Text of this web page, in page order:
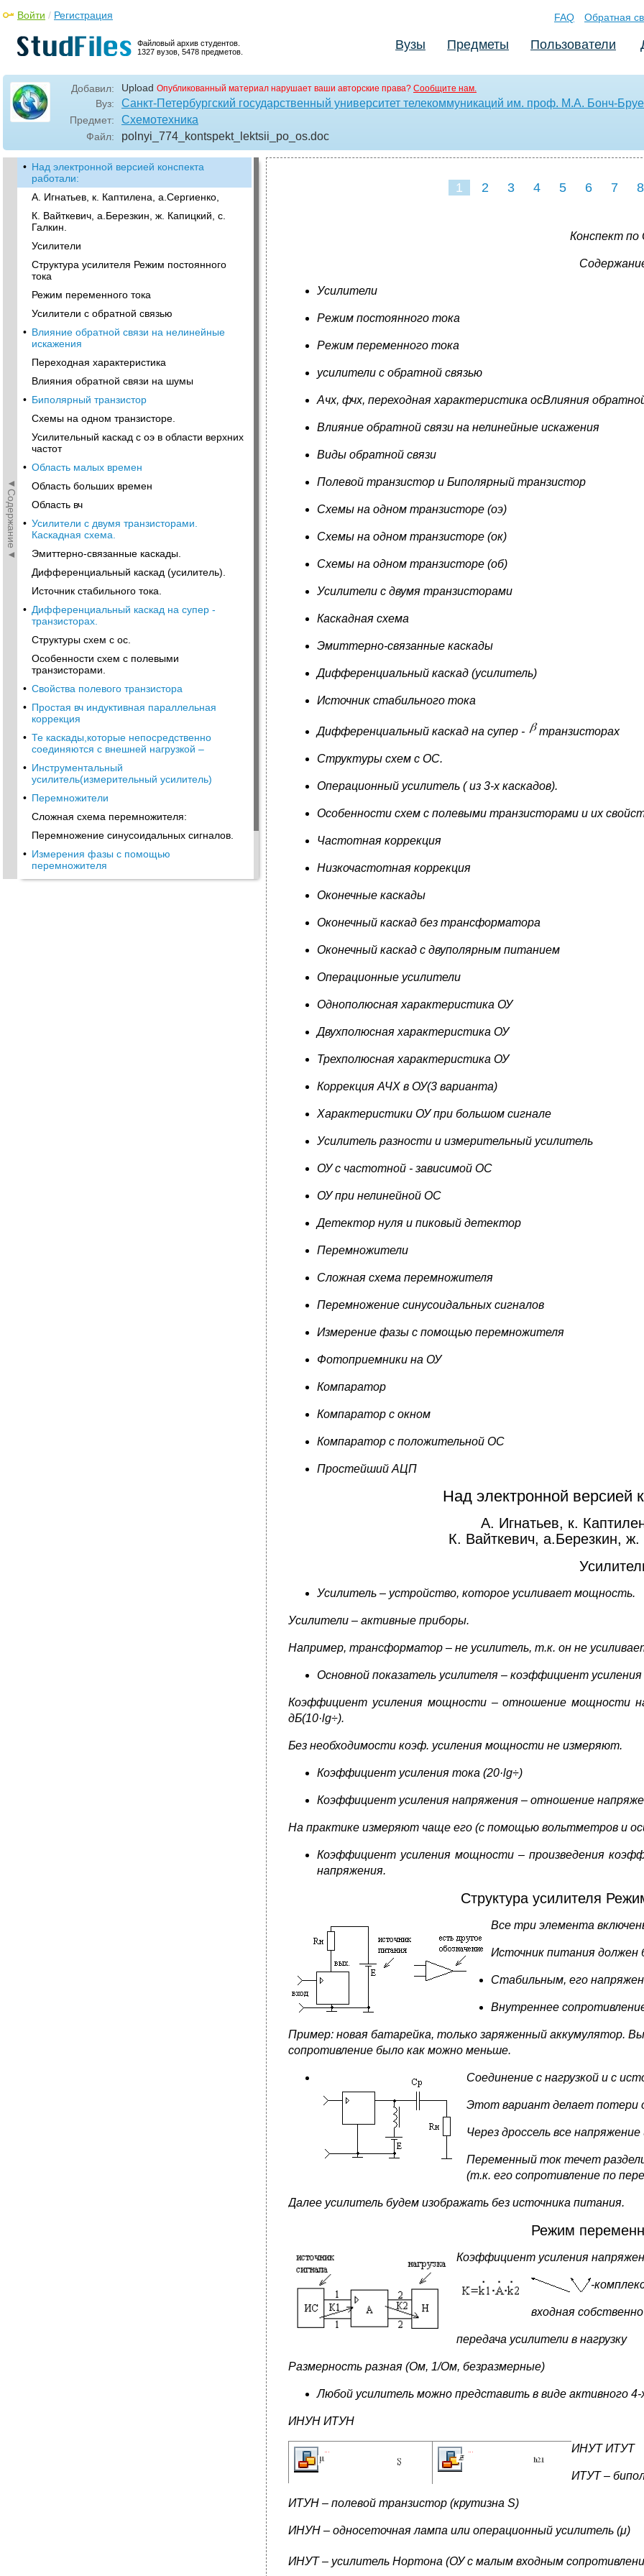
Файловый архив студентов.
1327 вузов, 5478 предметов.
Войти / Регистрация FAQ Обратная
Вузы Предметы Пользователи
Добавил: Upload Опубликованный материал нарушает ваши авторские права? Сообщите нам.
Вуз: Санкт-Петербургский государственный университет телекоммуникаций им. проф. М.А. Бонч-
Предмет: Схемотехника
Файл: polnyi_774_kontspekt_lektsii_po_os.doc
◄Содержание◄
• Над электронной версией конспекта
работали:
А. Игнатьев, к. Каптилена, а.Сергиенко,
К. Вайткевич, а.Березкин, ж. Капицкий, с.
Галкин.
Усилители
Структура усилителя Режим постоянного
тока
Режим переменного тока
Усилители с обратной связью
• Влияние обратной связи на нелинейные
искажения
Переходная характеристика
Влияния обратной связи на шумы
• Биполярный транзистор
Схемы на одном транзисторе.
Усилительный каскад с оэ в области верхних
частот
• Область малых времен
Область больших времен
Область вч
• Усилители с двумя транзисторами.
Каскадная схема.
Эмиттерно-связанные каскады.
Дифференциальный каскад (усилитель).
Источник стабильного тока.
• Дифференциальный каскад на супер -
транзисторах.
Структуры схем с ос.
Особенности схем с полевыми
транзисторами.
• Свойства полевого транзистора
• Простая вч индуктивная параллельная
коррекция
• Те каскады,которые непосредственно
соединяются с внешней нагрузкой –
• Инструментальный
усилитель(измерительный усилитель)
• Перемножители
Сложная схема перемножителя:
Перемножение синусоидальных сигналов.
• Измерения фазы с помощью
перемножителя
Фотоприемник на оу
1 2 3 4 5 6 7 8
Конспект
Усилители
Режим постоянного тока
Режим переменного тока
усилители с обратной связью
Ачх, фчх, переходная характеристика осВлияния
Влияние обратной связи на нелинейные искажения
Виды обратной связи
Полевой транзистор и Биполярный транзистор
Схемы на одном транзисторе (оэ)
Схемы на одном транзисторе (ок)
Схемы на одном транзисторе (об)
Усилители с двумя транзисторами
Каскадная схема
Эмиттерно-связанные каскады
Дифференциальный каскад (усилитель)
Источник стабильного тока
Дифференциальный каскад на супер - транзисторах
Структуры схем с ОС.
Операционный усилитель ( из 3-х каскадов).
Особенности схем с полевыми транзисторами и их
Частотная коррекция
Низкочастотная коррекция
Оконечные каскады
Оконечный каскад без трансформатора
Оконечный каскад с двуполярным питанием
Операционные усилители
Однополюсная характеристика ОУ
Двухполюсная характеристика ОУ
Трехполюсная характеристика ОУ
Коррекция АЧХ в ОУ(3 варианта)
Характеристики ОУ при большом сигнале
Усилитель разности и измерительный усилитель
ОУ с частотной - зависимой ОС
ОУ при нелинейной ОС
Детектор нуля и пиковый детектор
Перемножители
Сложная схема перемножителя
Перемножение синусоидальных сигналов
Измерение фазы с помощью перемножителя
Фотоприемники на ОУ
Компаратор
Компаратор с окном
Компаратор с положительной ОС
Простейший АЦП
Над электронной версией
А. Игнатьев, к.
К. Вайткевич, а.Березкин,
Усилитель – устройство, которое усиливает мощность.
Усилители – активные приборы.
Например, трансформатор – не усилитель, т.к. он не
Основной показатель усилителя – коэффициент усиления
Коэффициент усиления мощности – отношение мощности
дБ(10·lg÷).
Без необходимости коэф. усиления мощности не измеряют.
Коэффициент усиления тока (20·lg÷)
Коэффициент усиления напряжения – отношение
На практике измеряют чаще его (с помощью вольтметров и
Коэффициент усиления мощности – произведения
напряжения.
Структура усилителя
Все три элемента
Источник питания должен
Стабильным, его
Внутреннее
Пример: новая батарейка, только заряженный аккумулятор.
сопротивление было как можно меньше.
Соединение с нагрузкой и с
Этот вариант делает потери
Через дроссель все
Переменный ток течет
(т.к. его сопротивление по
Далее усилитель будем изображать без источника питания.
Режим
Коэффициент усиления
-
входная
передача усилители в нагрузку
Размерность разная (Ом, 1/Ом, безразмерные)
Любой усилитель можно представить в виде активного 4-
ИНУН ИТУН
ИНУТ ИТУТ
ИТУТ –
ИТУН – полевой транзистор (крутизна S)
ИНУН – односеточная лампа или операционный усилитель (μ)
ИНУТ – усилитель Нортона (ОУ с малым входным